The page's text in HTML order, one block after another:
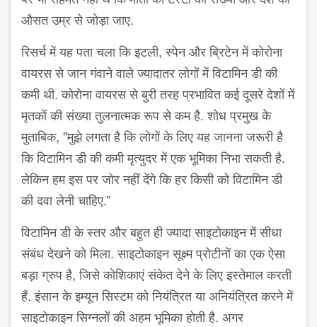
औसत उम्र से जोड़ा जाए.
रिसर्च में यह पता चला कि इटली, स्पेन और ब्रिटेन में कोरोना
वायरस से जान गंवाने वाले ज्यादातर लोगों में विटामिन डी की
कमी थी. कोरोना वायरस से बुरी तरह प्रभावित कई दूसरे देशों में
मृतकों की संख्या तुलनात्मक रूप से कम है. शोध प्रमुख के
मुताबिक, "मुझे लगता है कि लोगों के लिए यह जानना जरूरी है
कि विटामिन डी की कमी मृत्युदर में एक भूमिका निभा सकती है.
लेकिन हम इस पर जोर नहीं देंगे कि हर किसी को विटामिन डी
की दवा लेनी चाहिए.”
विटामिन डी के स्तर और बहुत ही ज्यादा साइटोकाइन में सीधा
संबंध देखने को मिला. साइटोकाइन सूक्ष्म प्रोटीनों का एक ऐसा
बड़ा ग्रुप है, जिसे कोशिकाएं संकेत देने के लिए इस्तेमाल करती
हैं. इंसान के इम्यून सिस्टम को नियंत्रित या अनियंत्रित करने में
साइटोकाइन सिग्नलों की अहम भूमिका होती है. अगर